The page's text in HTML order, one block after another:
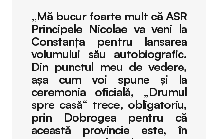
„Mă bucur foarte mult că ASR
Principele Nicolae va veni la
Constanța pentru lansarea
volumului său autobiografic.
Din punctul meu de vedere,
așa cum voi spune și la
ceremonia oficială, „Drumul
spre casă“ trece, obligatoriu,
prin Dobrogea pentru că
această provincie este, în